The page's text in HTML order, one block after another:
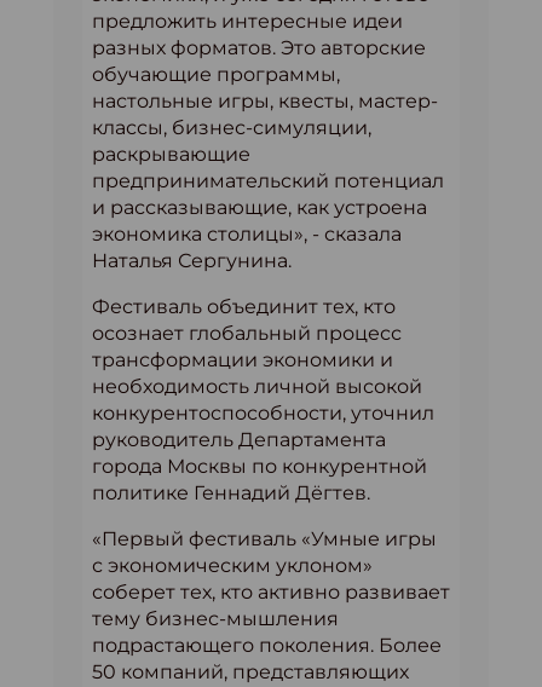
предложить интересные идеи
разных форматов. Это авторские
обучающие программы,
настольные игры, квесты, мастер-
классы, бизнес-симуляции,
раскрывающие
предпринимательский потенциал
и рассказывающие, как устроена
экономика столицы», - сказала
Наталья Сергунина.
Фестиваль объединит тех, кто
осознает глобальный процесс
трансформации экономики и
необходимость личной высокой
конкурентоспособности, уточнил
руководитель Департамента
города Москвы по конкурентной
политике Геннадий Дёгтев.
«Первый фестиваль «Умные игры
с экономическим уклоном»
соберет тех, кто активно развивает
тему бизнес-мышления
подрастающего поколения. Более
50 компаний, представляющих